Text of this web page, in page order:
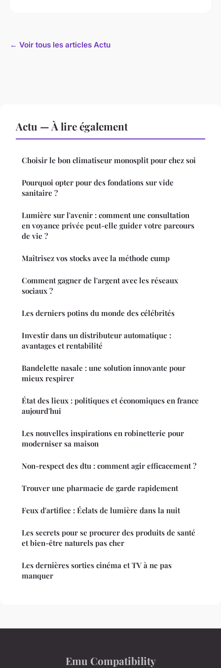
← Voir tous les articles Actu
Actu — À lire également
Choisir le bon climatiseur monosplit pour chez soi
Pourquoi opter pour des fondations sur vide
sanitaire ?
Lumière sur l'avenir : comment une consultation
en voyance privée peut-elle guider votre parcours
de vie ?
Maîtrisez vos stocks avec la méthode cump
Comment gagner de l'argent avec les réseaux
sociaux ?
Les derniers potins du monde des célébrités
Investir dans un distributeur automatique :
avantages et rentabilité
Bandelette nasale : une solution innovante pour
mieux respirer
État des lieux : politiques et économiques en france
aujourd'hui
Les nouvelles inspirations en robinetterie pour
moderniser sa maison
Non-respect des dtu : comment agir efficacement ?
Trouver une pharmacie de garde rapidement
Feux d'artifice : Éclats de lumière dans la nuit
Les secrets pour se procurer des produits de santé
et bien-être naturels pas cher
Les dernières sorties cinéma et TV à ne pas
manquer
Emu Compatibility